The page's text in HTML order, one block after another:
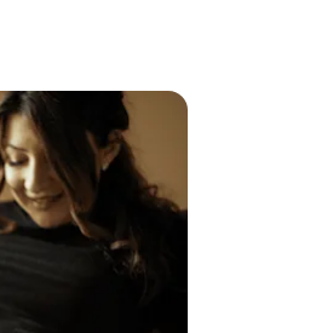
French (CH)
German (CH)